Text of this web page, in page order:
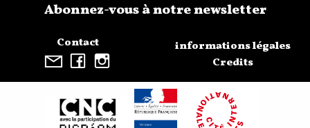
Contact
Abonnez-vous à notre newsletter
informations légales
Credits